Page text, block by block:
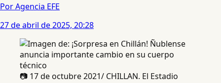
Por Agencia EFE
27 de abril de 2025, 20:28
📷 17 de octubre 2021/ CHILLAN. El Estadio